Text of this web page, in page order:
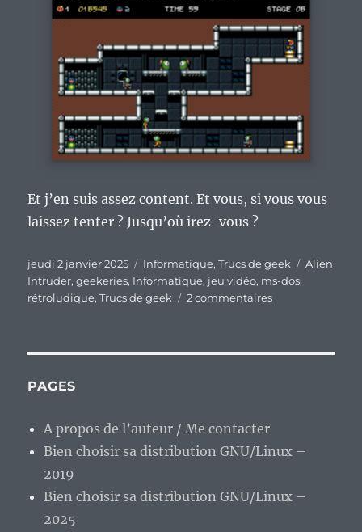
Et j’en suis assez content. Et vous, si vous vous
laissez tenter ? Jusqu’où irez-vous ?
Publié
le
jeudi 2 janvier 2025 Catégories
Informatique,Trucs de geek Étiquettes
Alien
Intruder,geekeries, Informatique, jeu vidéo, ms-dos,
rétroludique,Trucs de geek 2 commentairessur
commencer
PAGES
A propos de l’auteur / Me contacter
Bien choisir sa distribution GNU/Linux –
2019
Bien choisir sa distribution GNU/Linux –
2025